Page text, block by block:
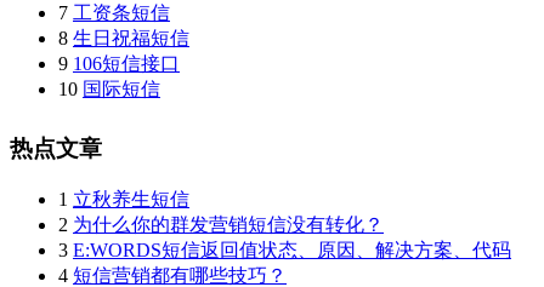
7 工资条短信
8 生日祝福短信
9 106短信接口
10 国际短信
热点文章
1 立秋养生短信
2 为什么你的群发营销短信没有转化？
3 E:WORDS短信返回值状态、原因、解决方案、代码
4 短信营销都有哪些技巧？